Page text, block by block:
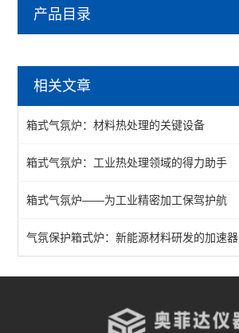
产品目录
箱式气氛炉
1200℃气氛炉
1400℃气氛炉
1700℃气氛炉
真空气氛炉
查看全部 >>
相关文章
箱式气氛炉：材料热处理的关键设备
箱式气氛炉：工业热处理领域的得力助手
箱式气氛炉——为工业精密加工保驾护航
气氛保护箱式炉：新能源材料研发的加速器